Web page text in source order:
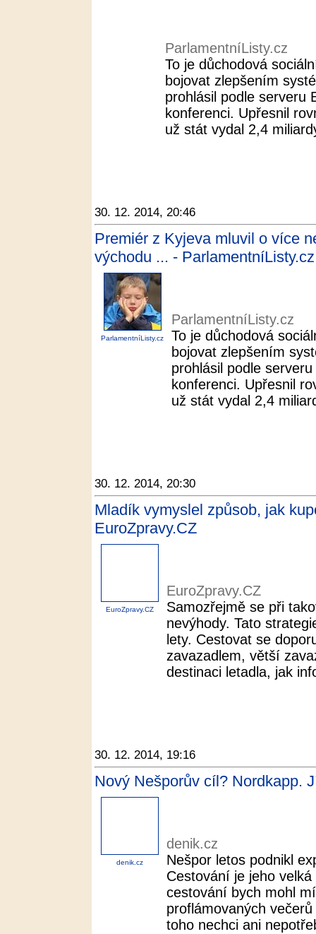
ParlamentníListy.cz
To je důchodová
bojovat zlepšením
prohlásil podle serveru
konferenci. Upřesnil
už stát vydal 2,4
30. 12. 2014, 20:46
Premiér z Kyjeva mluvil o více
východu ... - ParlamentníListy.cz
ParlamentníListy.cz
ParlamentníListy.cz
To je důchodová
bojovat zlepšením
prohlásil podle
konferenci. Upřesnil
už stát vydal 2,4
30. 12. 2014, 20:30
Mladík vymyslel způsob, jak
EuroZpravy.CZ
EuroZpravy.CZ
EuroZpravy.CZ
Samozřejmě se při
nevýhody. Tato
lety. Cestovat se
zavazadlem, větší
destinaci letadla, jak
30. 12. 2014, 19:16
Nový Nešporův cíl? Nordkapp.
denik.cz
denik.cz
Nešpor letos podnikl
Cestování je jeho
cestování bych mohl
proflámovaných
toho nechci ani